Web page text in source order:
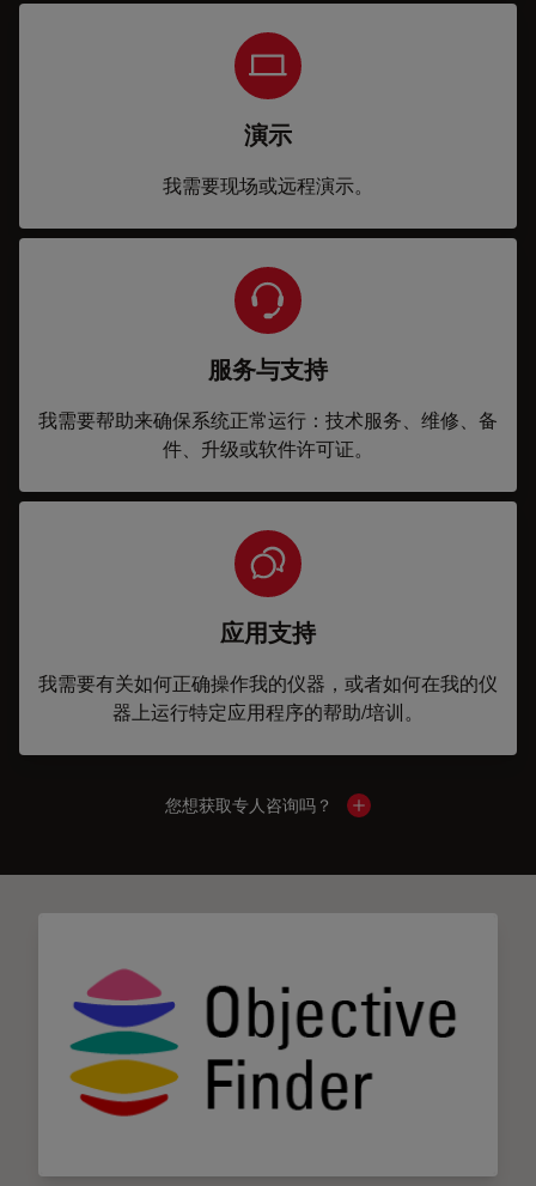
演示
我需要现场或远程演示。
服务与支持
我需要帮助来确保系统正常运行：技术服务、维修、备
件、升级或软件许可证。
应用支持
我需要有关如何正确操作我的仪器，或者如何在我的仪
器上运行特定应用程序的帮助/培训。
您想获取专人咨询吗？ Show local contacts